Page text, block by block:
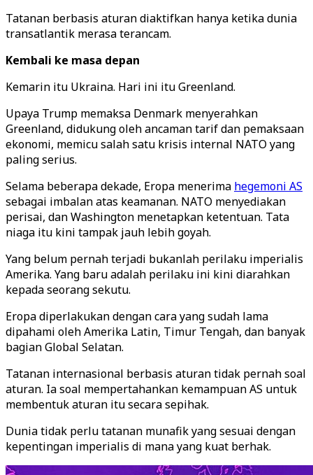
Tatanan berbasis aturan diaktifkan hanya ketika dunia
transatlantik merasa terancam.
Kembali ke masa depan
Kemarin itu Ukraina. Hari ini itu Greenland.
Upaya Trump memaksa Denmark menyerahkan
Greenland, didukung oleh ancaman tarif dan pemaksaan
ekonomi, memicu salah satu krisis internal NATO yang
paling serius.
Selama beberapa dekade, Eropa menerima hegemoni AS
sebagai imbalan atas keamanan. NATO menyediakan
perisai, dan Washington menetapkan ketentuan. Tata
niaga itu kini tampak jauh lebih goyah.
Yang belum pernah terjadi bukanlah perilaku imperialis
Amerika. Yang baru adalah perilaku ini kini diarahkan
kepada seorang sekutu.
Eropa diperlakukan dengan cara yang sudah lama
dipahami oleh Amerika Latin, Timur Tengah, dan banyak
bagian Global Selatan.
Tatanan internasional berbasis aturan tidak pernah soal
aturan. Ia soal mempertahankan kemampuan AS untuk
membentuk aturan itu secara sepihak.
Dunia tidak perlu tatanan munafik yang sesuai dengan
kepentingan imperialis di mana yang kuat berhak.